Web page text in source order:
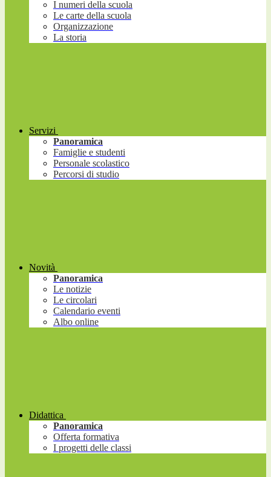
I numeri della scuola
Le carte della scuola
Organizzazione
La storia
Servizi
Panoramica
Famiglie e studenti
Personale scolastico
Percorsi di studio
Novità
Panoramica
Le notizie
Le circolari
Calendario eventi
Albo online
Didattica
Panoramica
Offerta formativa
I progetti delle classi